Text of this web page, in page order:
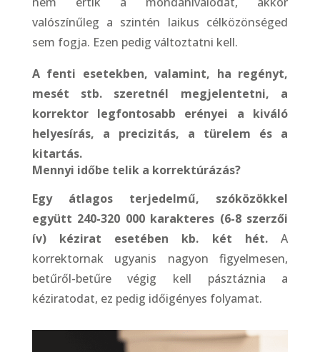
valószínűleg a szintén laikus célközönséged
sem fogja. Ezen pedig változtatni kell.
A fenti esetekben, valamint, ha regényt,
mesét stb. szeretnél megjelentetni, a
korrektor legfontosabb erényei a kiváló
helyesírás, a precizitás, a türelem és a
kitartás.
Mennyi időbe telik a korrektúrázás?
Egy átlagos terjedelmű, szóközökkel
együtt 240-320 000 karakteres (6-8 szerzői
ív) kézirat esetében kb. két hét.A
korrektornak ugyanis nagyon figyelmesen,
betűről-betűre végig kell pásztáznia a
kéziratodat, ez pedig időigényes folyamat.